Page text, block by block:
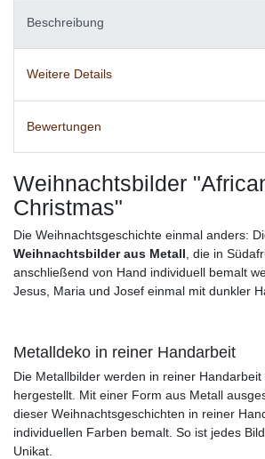
Beschreibung
Weitere Details
Bewertungen
Weihnachtsbilder
Christmas"
Die Weihnachtsgeschichte einmal anders:
Weihnachtsbilder aus Metall , die in
anschließend von Hand individuell bemalt
Jesus, Maria und Josef einmal mit dunkler
Metalldeko in reiner Handarbeit
Die Metallbilder werden in reiner Handarbeit
hergestellt. Mit einer Form aus Metall
dieser Weihnachtsgeschichten in reiner
individuellen Farben bemalt. So ist jedes
Unikat.